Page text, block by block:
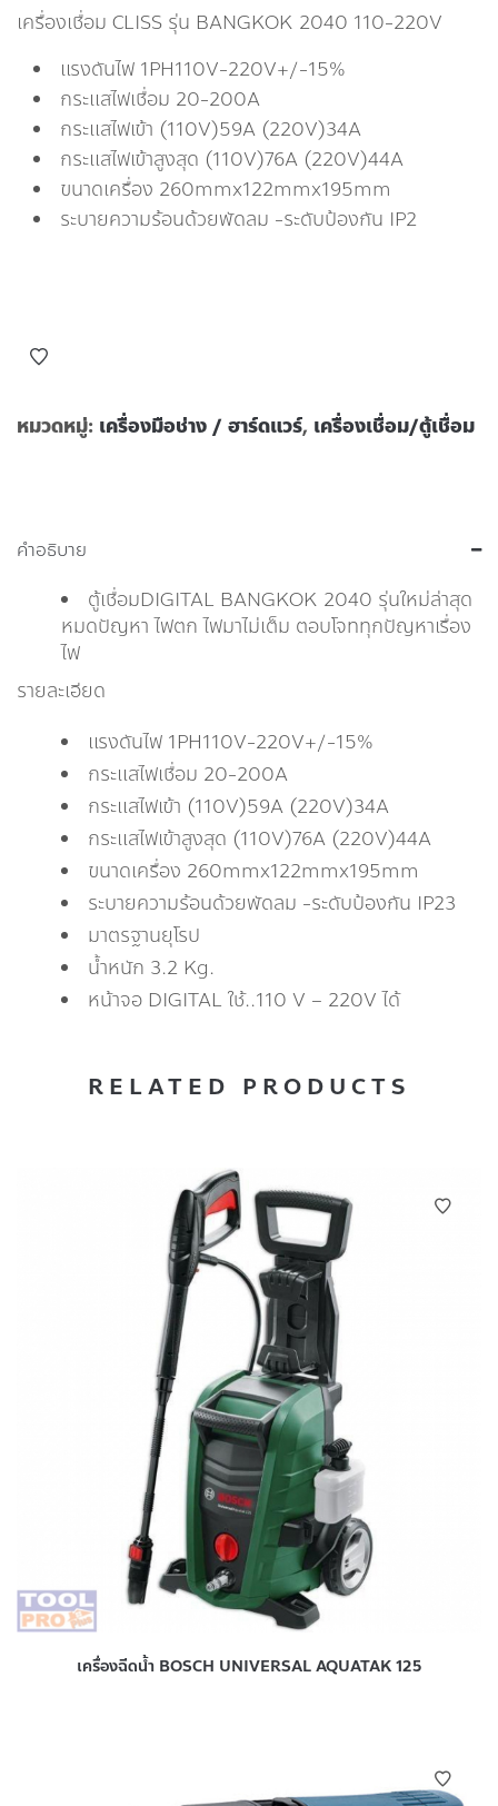
เครื่องเชื่อม CLISS รุ่น BANGKOK 2040 110-220V
แรงดันไฟ 1PH110V-220V+/-15%
กระแสไฟเชื่อม 20-200A
กระแสไฟเข้า (110V)59A (220V)34A
กระแสไฟเข้าสูงสุด (110V)76A (220V)44A
ขนาดเครื่อง 260mmx122mmx195mm
ระบายความร้อนด้วยพัดลม -ระดับป้องกัน IP2
หมวดหมู่: เครื่องมือช่าง / ฮาร์ดแวร์, เครื่องเชื่อม/ตู้เชื่อม
คำอธิบาย
ตู้เชื่อมDIGITAL BANGKOK 2040 รุ่นใหม่ล่าสุด
หมดปัญหา ไฟตก ไฟมาไม่เต็ม ตอบโจททุกปัญหาเรื่อง
ไฟ
รายละเอียด
แรงดันไฟ 1PH110V-220V+/-15%
กระแสไฟเชื่อม 20-200A
กระแสไฟเข้า (110V)59A (220V)34A
กระแสไฟเข้าสูงสุด (110V)76A (220V)44A
ขนาดเครื่อง 260mmx122mmx195mm
ระบายความร้อนด้วยพัดลม -ระดับป้องกัน IP23
มาตรฐานยุโรป
น้ำหนัก 3.2 Kg.
หน้าจอ DIGITAL ใช้..110 V – 220V ได้
RELATED PRODUCTS
เครื่องฉีดน้ำ BOSCH UNIVERSAL AQUATAK 125